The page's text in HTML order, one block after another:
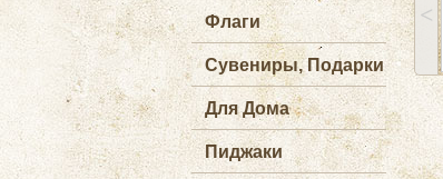
Флаги
Сувениры, Подарки
Для Дома
Пиджаки
˂